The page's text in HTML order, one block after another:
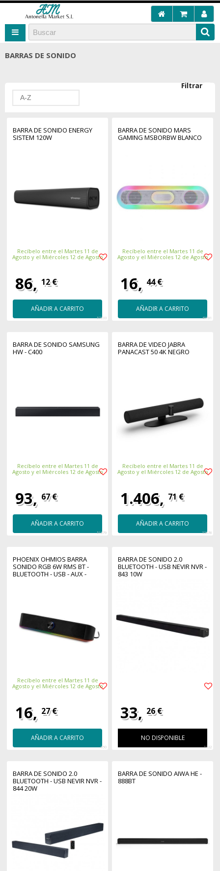
BARRAS DE SONIDO
Filtrar
A-Z
BARRA DE SONIDO ENERGY
SISTEM 120W
Recíbelo entre el Martes 11 de
Agosto y el Miércoles 12 de Agosto
86, 12 €
AÑADIR A CARRITO
57233
BARRA DE SONIDO MARS
GAMING MSBORBW BLANCO
Recíbelo entre el Martes 11 de
Agosto y el Miércoles 12 de Agosto
16, 44 €
AÑADIR A CARRITO
49791
BARRA DE SONIDO SAMSUNG
HW - C400
Recíbelo entre el Martes 11 de
Agosto y el Miércoles 12 de Agosto
93, 67 €
AÑADIR A CARRITO
51279
BARRA DE VIDEO JABRA
PANACAST 50 4K NEGRO
Recíbelo entre el Martes 11 de
Agosto y el Miércoles 12 de Agosto
1.406, 71 €
AÑADIR A CARRITO
33678
PHOENIX OHMIOS BARRA
SONIDO RGB 6W RMS BT -
BLUETOOTH - USB - AUX -
Recíbelo entre el Martes 11 de
Agosto y el Miércoles 12 de Agosto
16, 27 €
AÑADIR A CARRITO
850
BARRA DE SONIDO 2.0
BLUETOOTH - USB NEVIR NVR -
843 10W
33, 26 €
NO DISPONIBLE
1332
BARRA DE SONIDO 2.0
BLUETOOTH - USB NEVIR NVR -
844 20W
BARRA DE SONIDO AIWA HE -
888BT